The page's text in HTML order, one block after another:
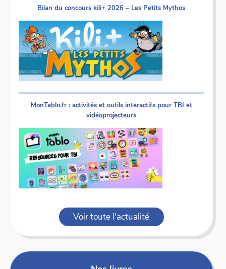
Bilan du concours kili+ 2026 – Les Petits Mythos
MonTablo.fr : activités et outils interactifs pour TBI et
vidéoprojecteurs
Voir toute l'actualité